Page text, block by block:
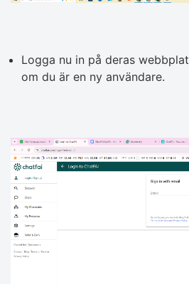
Logga nu in på deras
om du är en ny användare.